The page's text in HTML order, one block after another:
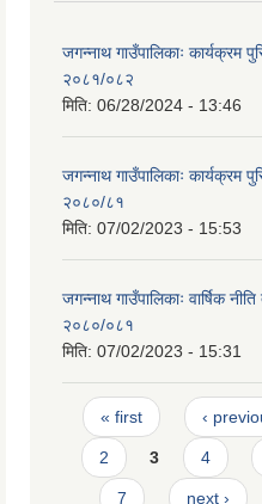
जगन्नाथ गाउँपालिकाः कार्यक्रम
२०८१/०८२
मिति: 06/28/2024 - 13:46
जगन्नाथ गाउँपालिकाः कार्यक्रम
२०८०/८१
मिति: 07/02/2023 - 15:53
जगन्नाथ गाउँपालिकाः वार्षिक
२०८०/०८१
मिति: 07/02/2023 - 15:31
Pages
« first ‹
2 3 4
7 next ›